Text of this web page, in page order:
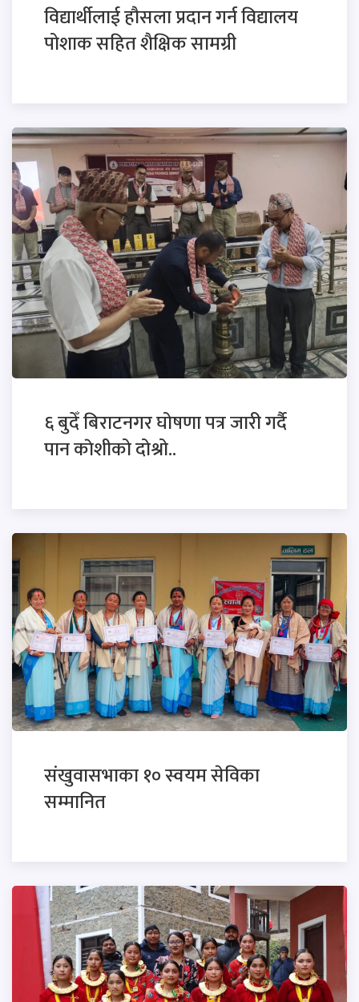
विद्यार्थीलाई हौसला प्रदान गर्न विद्यालय
पोशाक सहित शैक्षिक सामग्री
६ बुदेँ बिराटनगर घोषणा पत्र जारी गर्दै
पान काेशीको दोश्रो..
संखुवासभाका १० स्वयम सेविका
सम्मानित